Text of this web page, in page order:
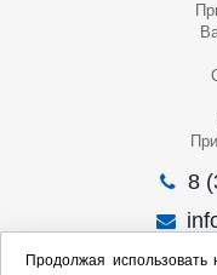
8
г.
Продолжая